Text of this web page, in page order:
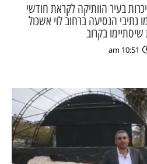
בעיר הוותיקה לקראת חודשי
נתיבי הנסיעה ברחוב לוי אשכול
בקרוב
10:51 am